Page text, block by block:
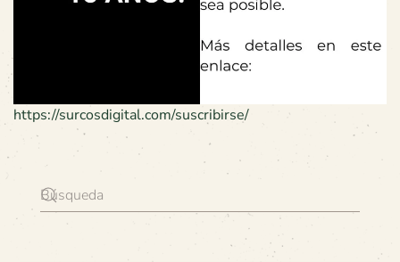
https://surcosdigital.com/suscribirse/